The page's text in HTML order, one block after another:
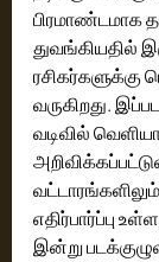
பிரமாண்டமாக
துவங்கியதில்
ரசிகர்களுக்கு
வருகிறது.
வடிவில்
எதிர்பார்ப்பு
இன்று